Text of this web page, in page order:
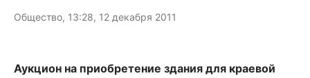
Общество, 13:28, 12 декабря 2011
Аукцион на приобретение здания для краевой